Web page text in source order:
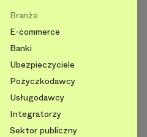
Branże
E-commerce
Banki
Ubezpieczyciele
Pożyczkodawcy
Usługodawcy
Integratorzy
Sektor publiczny